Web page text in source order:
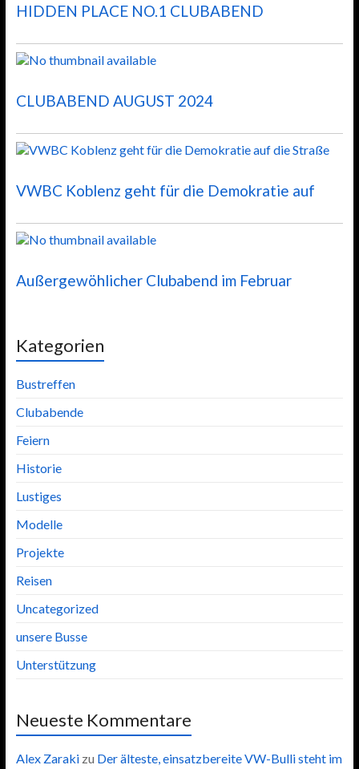
HIDDEN PLACE NO.1 CLUBABEND
CLUBABEND AUGUST 2024
VWBC Koblenz geht für die Demokratie auf
Außergewöhlicher Clubabend im Februar
Kategorien
Bustreffen
Clubabende
Feiern
Historie
Lustiges
Modelle
Projekte
Reisen
Uncategorized
unsere Busse
Unterstützung
Neueste Kommentare
Alex Zarakizu Der älteste, einsatzbereite VW-Bulli steht im